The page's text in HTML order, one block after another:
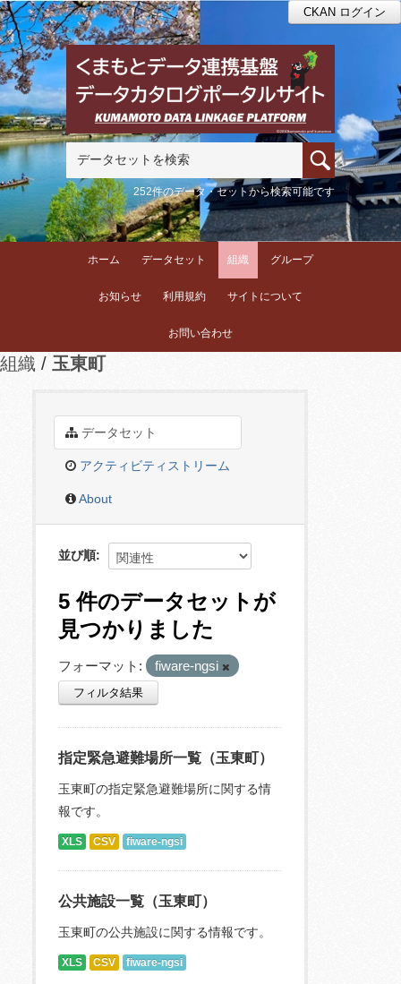
CKAN ログイン
252件のデータ・セットから検索可能です
ホーム データセット 組織 グループ
お知らせ 利用規約 サイトについて
お問い合わせ
組織 玉東町
データセット
アクティビティストリーム
About
並び順
5 件のデータセットが
見つかりました
フォーマット: fiware-ngsi
フィルタ結果
指定緊急避難場所一覧（玉東町）
玉東町の指定緊急避難場所に関する情
報です。
XLS CSV fiware-ngsi
公共施設一覧（玉東町）
玉東町の公共施設に関する情報です。
XLS CSV fiware-ngsi